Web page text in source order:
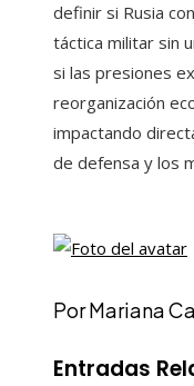
definir si Rusia
táctica militar sin
si las presiones
reorganización
impactando
de defensa y los
Por Mariana
Entradas